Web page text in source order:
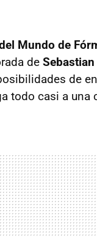
Mundo de
de
de
todo casi a una